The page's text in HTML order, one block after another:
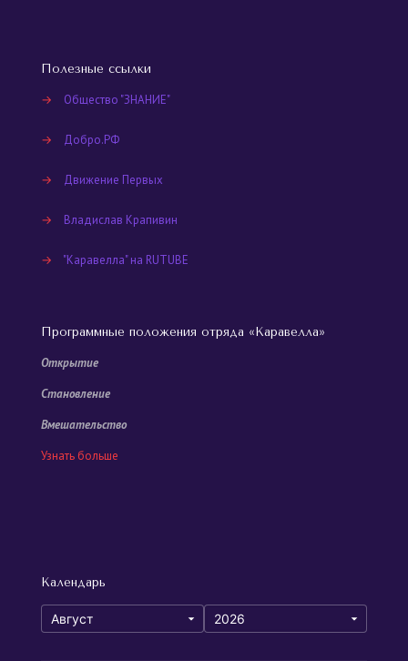
Полезные ссылки
→ Общество "ЗНАНИЕ"
→ Добро.РФ
→ Движение Первых
→ Владислав Крапивин
→ "Каравелла" на RUTUBE
Программные положения отряда «Каравелла»
Открытие
Становление
Вмешательство
Узнать больше
Календарь